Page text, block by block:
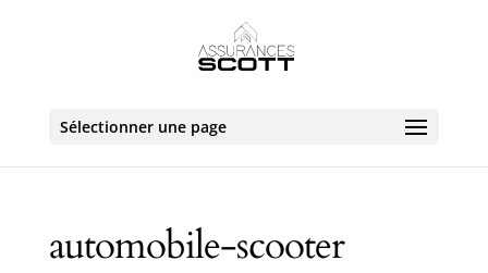
Sélectionner une page
automobile-scooter